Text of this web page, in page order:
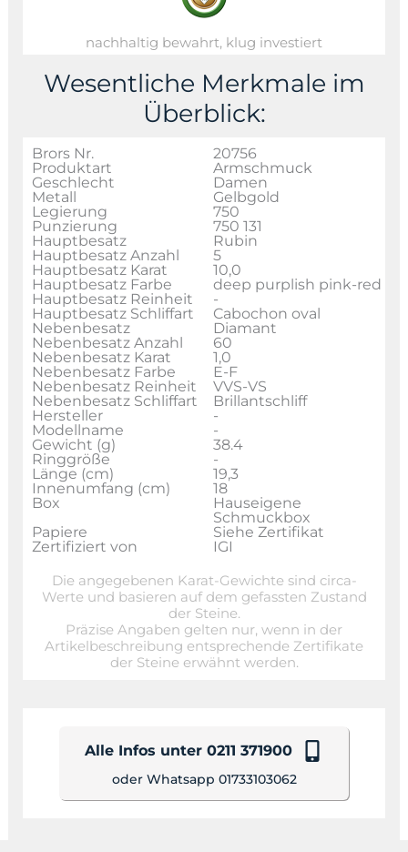
nachhaltig bewahrt, klug investiert
Wesentliche Merkmale im
Überblick:
Brors Nr.
20756
Produktart
Armschmuck
Geschlecht
Damen
Metall
Gelbgold
Legierung
750
Punzierung
750 131
Hauptbesatz
Rubin
Hauptbesatz Anzahl
5
Hauptbesatz Karat
10,0
Hauptbesatz Farbe
deep purplish pink-red
Hauptbesatz Reinheit
-
Hauptbesatz Schliffart
Cabochon oval
Nebenbesatz
Diamant
Nebenbesatz Anzahl
60
Nebenbesatz Karat
1,0
Nebenbesatz Farbe
E-F
Nebenbesatz Reinheit
VVS-VS
Nebenbesatz Schliffart
Brillantschliff
Hersteller
-
Modellname
-
Gewicht (g)
38.4
Ringgröße
-
Länge (cm)
19,3
Innenumfang (cm)
18
Box
Hauseigene
Schmuckbox
Papiere
Siehe Zertifikat
Zertifiziert von
IGI
Die angegebenen Karat-Gewichte sind circa-
Werte und basieren auf dem gefassten Zustand
der Steine.
Präzise Angaben gelten nur, wenn in der
Artikelbeschreibung entsprechende Zertifikate
der Steine erwähnt werden.
Alle Infos unter 0211 371900
oder Whatsapp 01733103062